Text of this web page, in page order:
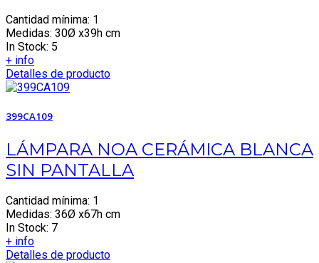
Cantidad mínima: 1
Medidas: 30Ø x39h cm
In Stock: 5
+ info
Detalles de producto
399CA109
LÁMPARA NOA CERÁMICA BLANCA
SIN PANTALLA
Cantidad mínima: 1
Medidas: 36Ø x67h cm
In Stock: 7
+ info
Detalles de producto